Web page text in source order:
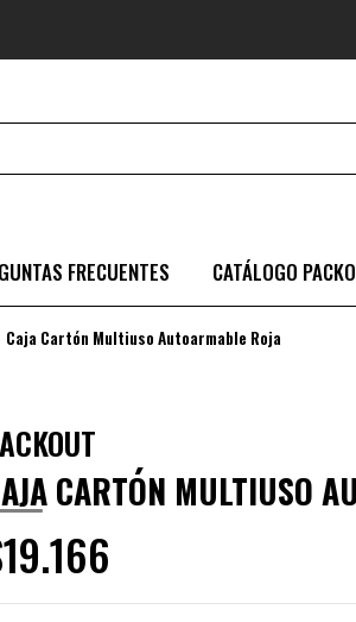
FRECUENTES CATÁLOGO
Caja Cartón Multiuso Autoarmable Roja
CARTÓN MULTIUSO